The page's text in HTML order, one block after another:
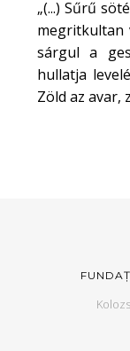
„(...) Sűrű
megritkultan
sárgul a
hullatja
Zöld az avar,